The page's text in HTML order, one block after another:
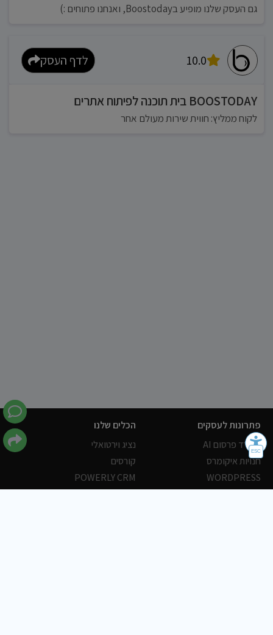
גם העסק שלנו מופיע בBoostoday, ואנחנו פתוחים :)
10.0 לדף העסק
BOOSTODAY בית תוכנה לפיתוח אתרים
לקוח ממליץ: חווית שירות מעולם אחר
פתרונות לעסקים
משרד פרסום AI
חנויות איקומרס
WORDPRESS
הכלים שלנו
נציג וירטואלי
קורסים
POWERLY CRM